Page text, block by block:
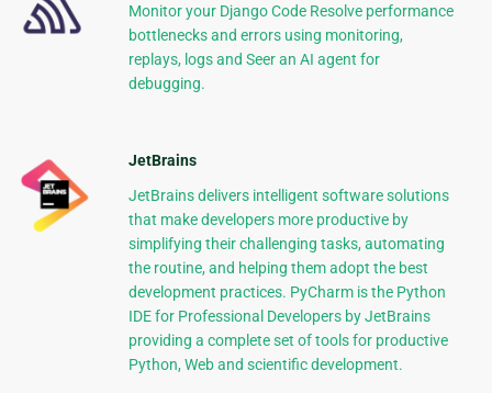
Monitor your Django Code Resolve performance
bottlenecks and errors using monitoring,
replays, logs and Seer an AI agent for
debugging.
JetBrains
JetBrains delivers intelligent software solutions
that make developers more productive by
simplifying their challenging tasks, automating
the routine, and helping them adopt the best
development practices. PyCharm is the Python
IDE for Professional Developers by JetBrains
providing a complete set of tools for productive
Python, Web and scientific development.